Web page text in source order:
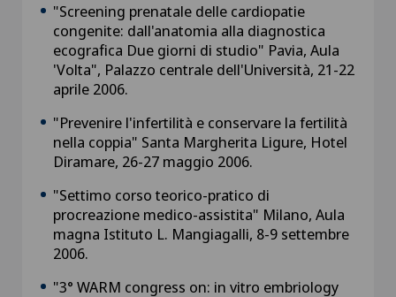
"Screening prenatale delle cardiopatie
congenite: dall'anatomia alla diagnostica
ecografica Due giorni di studio" Pavia, Aula
'Volta", Palazzo centrale dell'Università, 21-22
aprile 2006.
"Prevenire l'infertilità e conservare la fertilità
nella coppia" Santa Margherita Ligure, Hotel
Diramare, 26-27 maggio 2006.
"Settimo corso teorico-pratico di
procreazione medico-assistita" Milano, Aula
magna Istituto L. Mangiagalli, 8-9 settembre
2006.
"3° WARM congress on: in vitro embriology